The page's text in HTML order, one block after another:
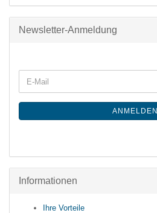
Newsletter-Anmeldung
ANMELDEN
Informationen
Ihre Vorteile